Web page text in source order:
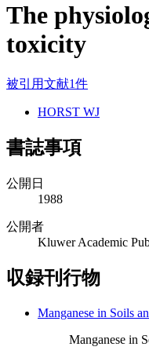
The
toxicity
被引用文献1件
HORST WJ
書誌事項
公開日
1988
公開者
Kluwer Academic
収録刊行物
Manganese in Soils
Manganese in